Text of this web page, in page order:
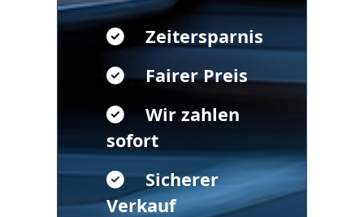
Zeitersparnis
Fairer Preis
Wir zahlen
sofort
Sicherer
Verkauf